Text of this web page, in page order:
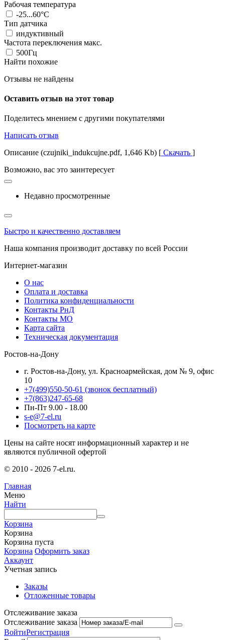
Рабочая температура
-25...60°C
Тип датчика
индуктивный
Частота переключения макс.
500Гц
Найти похожие
Отзывы не найдены
Оставить отзыв на этот товар
Поделитесь мнением с другими покупателями
Написать отзыв
Описание (czujniki_indukcujne.pdf, 1,646 Kb) [ Скачать ]
Возможно, вас это заинтересует
Недавно просмотренные
Быстро и качественно доставляем
Наша компания производит доставку по всей России
Интернет-магазин
О нас
Оплата и доставка
Политика конфиденциальности
Контакты РнД
Контакты МО
Карта сайта
Техническая документация
Ростов-на-Дону
г. Ростов-на-Дону, ул. Красноармейская, дом № 9, офис
10
+7(499)550-50-61 (звонок бесплатный)
+7(863)247-65-68
Пн-Пт 9.00 - 18.00
s-e@7-el.ru
Посмотреть на карте
Цены на сайте носят информационный характер и не
являются публичной офертой
© 2010 - 2026 7-el.ru.
Главная
Меню
Найти
Корзина
Корзина
Корзина пуста
Корзина Оформить заказ
Аккаунт
Учетная запись
Заказы
Отложенные товары
Отслеживание заказа
Отслеживание заказа
ВойтиРегистрация